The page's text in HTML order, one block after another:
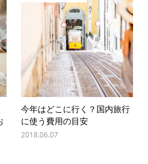
今年はどこに行く？国内旅行
に使う費用の目安
2018.06.07